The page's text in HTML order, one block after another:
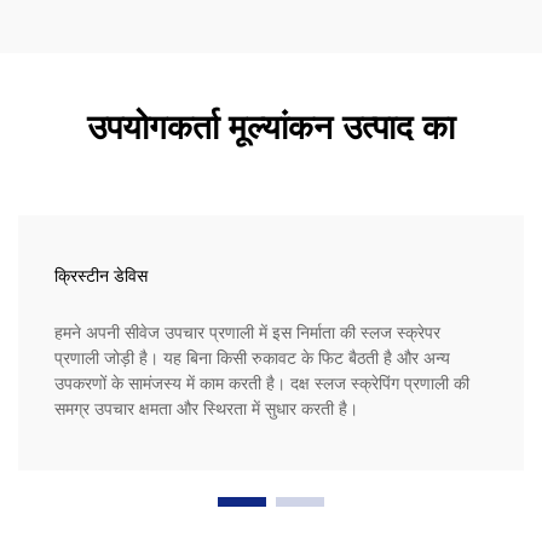
उपयोगकर्ता मूल्यांकन उत्पाद का
क्रिस्टीन डेविस
हमने अपनी सीवेज उपचार प्रणाली में इस निर्माता की स्लज स्क्रेपर
प्रणाली जोड़ी है। यह बिना किसी रुकावट के फिट बैठती है और अन्य
उपकरणों के सामंजस्य में काम करती है। दक्ष स्लज स्क्रेपिंग प्रणाली की
समग्र उपचार क्षमता और स्थिरता में सुधार करती है।